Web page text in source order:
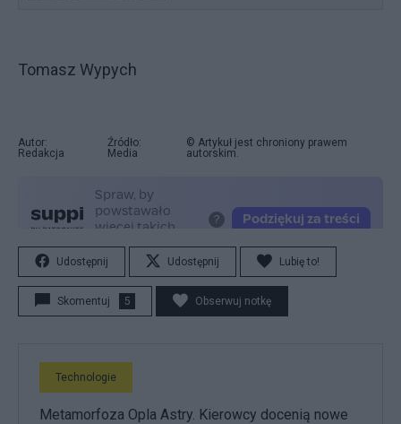
Tomasz Wypych
Autor:
Redakcja
Źródło:
Media
© Artykuł jest chroniony prawem
autorskim.
Udostępnij Udostępnij Lubię to!
Skomentuj 5 Obserwuj notkę
Technologie
Metamorfoza Opla Astry. Kierowcy docenią nowe